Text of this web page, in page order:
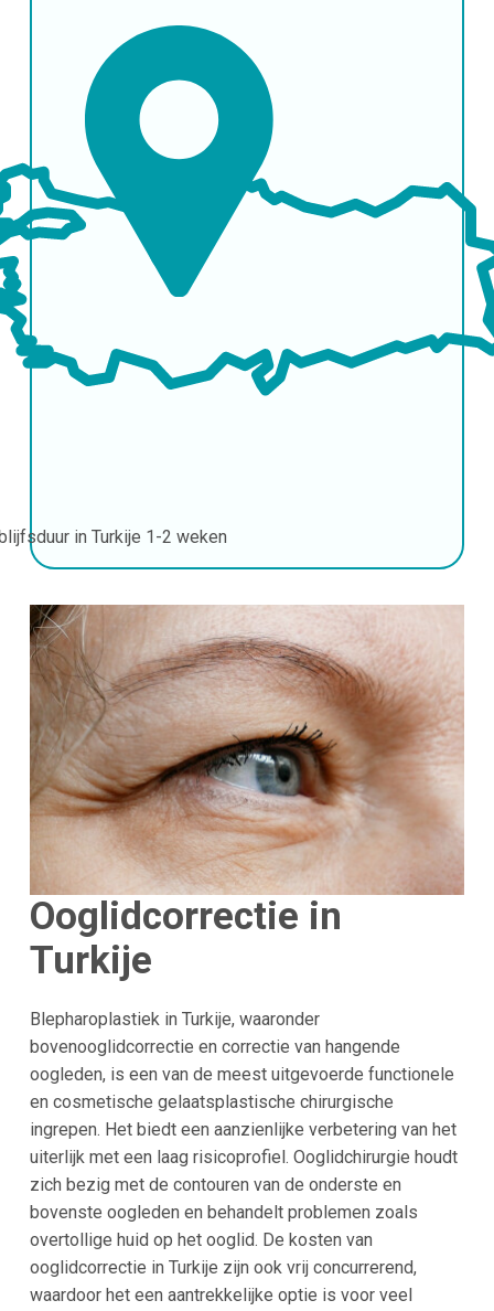
in Turkije 1-2 weken
Ooglidcorrectie in
Turkije
Blepharoplastiek in Turkije, waaronder
bovenooglidcorrectie en correctie van hangende
oogleden, is een van de meest uitgevoerde functionele
en cosmetische gelaatsplastische chirurgische
ingrepen. Het biedt een aanzienlijke verbetering van het
uiterlijk met een laag risicoprofiel. Ooglidchirurgie houdt
zich bezig met de contouren van de onderste en
bovenste oogleden en behandelt problemen zoals
overtollige huid op het ooglid. De kosten van
ooglidcorrectie in Turkije zijn ook vrij concurrerend,
waardoor het een aantrekkelijke optie is voor veel